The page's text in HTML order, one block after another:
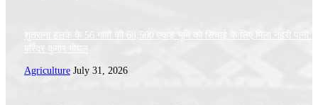
शुतराना हलके के 56 गांवों की 68,500 एकड़ भूमि को सिंचाई के लिए मिला नहरी पानी:
बरिंदर कुमार गोयल
Agriculture July 31, 2026